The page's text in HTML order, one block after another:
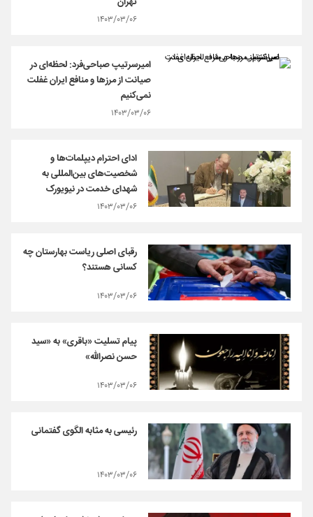
۱۴۰۳/۰۳/۰۶
امیرسرتیپ صباحی‌فرد: لحظه‌ای در
صیانت از مرزها و منافع ایران غفلت
نمی‌کنیم
۱۴۰۳/۰۳/۰۶
ادای احترام دیپلمات‌ها و
شخصیت‌های بین‌المللی به
شهدای خدمت در نیویورک
۱۴۰۳/۰۳/۰۶
رقبای اصلی ریاست بهارستان چه
کسانی هستند؟
۱۴۰۳/۰۳/۰۶
پیام تسلیت «باقری» به «سید
حسن نصر‌الله»
۱۴۰۳/۰۳/۰۶
رئیسی به مثابه الگوی گفتمانی
۱۴۰۳/۰۳/۰۶